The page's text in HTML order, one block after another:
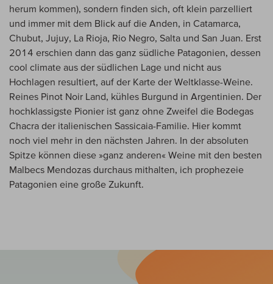
herum kommen), sondern finden sich, oft klein parzelliert
und immer mit dem Blick auf die Anden, in Catamarca,
Chubut, Jujuy, La Rioja, Rio Negro, Salta und San Juan. Erst
2014 erschien dann das ganz südliche Patagonien, dessen
cool climate aus der südlichen Lage und nicht aus
Hochlagen resultiert, auf der Karte der Weltklasse-Weine.
Reines Pinot Noir Land, kühles Burgund in Argentinien. Der
hochklassigste Pionier ist ganz ohne Zweifel die Bodegas
Chacra der italienischen Sassicaia-Familie. Hier kommt
noch viel mehr in den nächsten Jahren. In der absoluten
Spitze können diese »ganz anderen« Weine mit den besten
Malbecs Mendozas durchaus mithalten, ich prophezeie
Patagonien eine große Zukunft.